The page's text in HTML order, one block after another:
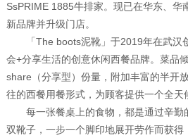
SsPRIME 1885牛排家。现已在华东、华
新品牌并升级门店。
「The boots泥靴」于2019年在武汉
会+分享生活的创意休闲西餐品牌。菜品
share（分享型）份量，附加丰富的半开
往的西餐用餐形式，为顾客提供一个全天
每一张餐桌上的食物，都是通过辛勤
双靴子，一步一个脚印地展开劳作而获得